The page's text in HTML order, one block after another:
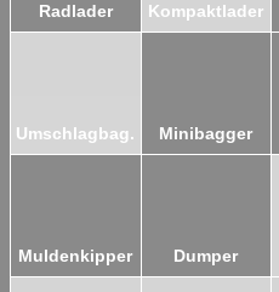
Radlader Kompaktlader
Umschlagbag. Minibagger
Muldenkipper Dumper